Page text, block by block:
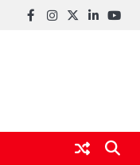
Facebook
instagram
twitter
linkedin